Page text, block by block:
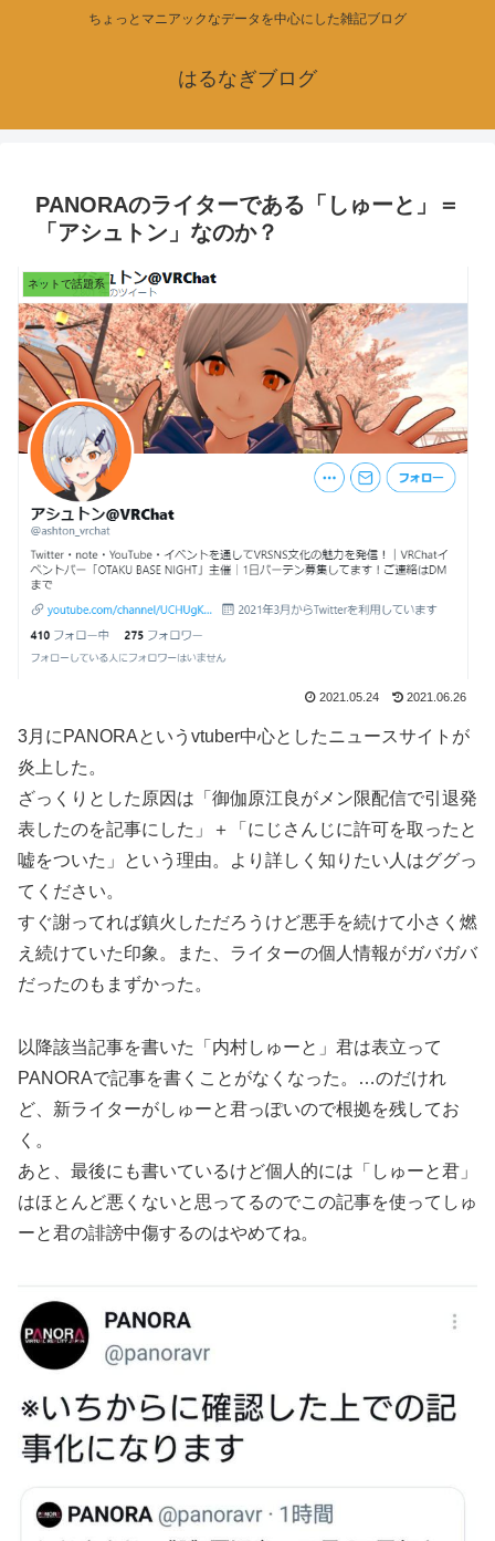
ちょっとマニアックなデータを中心にした雑記ブログ
はるなぎブログ
PANORAのライターである「しゅーと」＝
「アシュトン」なのか？
ネットで話題系
2021.05.24 2021.06.26
3月にPANORAというvtuber中心としたニュースサイトが
炎上した。
ざっくりとした原因は「御伽原江良がメン限配信で引退発
表したのを記事にした」＋「にじさんじに許可を取ったと
嘘をついた」という理由。より詳しく知りたい人はググっ
てください。
すぐ謝ってれば鎮火しただろうけど悪手を続けて小さく燃
え続けていた印象。また、ライターの個人情報がガバガバ
だったのもまずかった。
以降該当記事を書いた「内村しゅーと」君は表立って
PANORAで記事を書くことがなくなった。…のだけれ
ど、新ライターがしゅーと君っぽいので根拠を残してお
く。
あと、最後にも書いているけど個人的には「しゅーと君」
はほとんど悪くないと思ってるのでこの記事を使ってしゅ
ーと君の誹謗中傷するのはやめてね。